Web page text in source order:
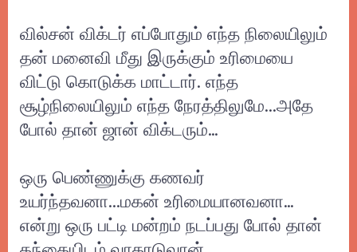
வில்சன் விக்டர் எப்போதும் எந்த நிலையிலும்
தன் மனைவி மீது இருக்கும் உரிமையை
விட்டு கொடுக்க மாட்டார். எந்த
சூழ்நிலையிலும் எந்த நேரத்திலுமே...அதே
போல் தான் ஜான் விக்டரும்…
ஒரு பெண்ணுக்கு கணவர்
உயர்ந்தவனா...மகன் உரிமையானவனா…
என்று ஒரு பட்டி மன்றம் நடப்பது போல் தான்